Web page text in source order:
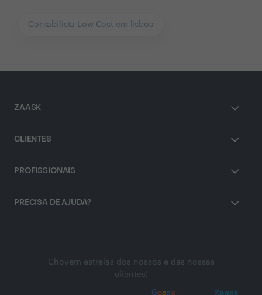
Contabilista Low Cost em lisboa
ZAASK
CLIENTES
PROFISSIONAIS
PRECISA DE AJUDA?
Chovem estrelas dos nossos e das nossas
clientes!